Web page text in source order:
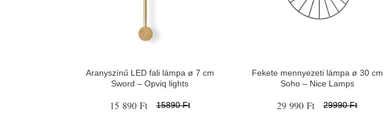
Aranyszínű LED fali lámpa ø 7 cm
Sword – Opviq lights
15 890 Ft 15890 Ft
Fekete mennyezeti lámpa ø 30 cm
Soho – Nice Lamps
29 990 Ft 29990 Ft